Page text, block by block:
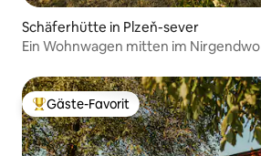
Schäferhütte in Plzeň-sever
Ein Wohnwagen mitten im Nirgendwo
Beliebter Gäste-Favorit.
Gäste-Favorit